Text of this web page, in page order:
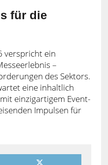
für die
verspricht ein
–
des Sektors.
eine inhaltlich
einzigartigem Event-
Impulsen für